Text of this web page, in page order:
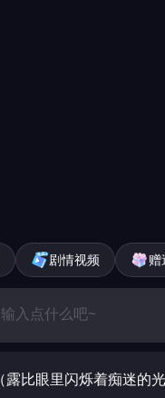
剧情视频 赠
（露比眼里闪烁着痴迷的